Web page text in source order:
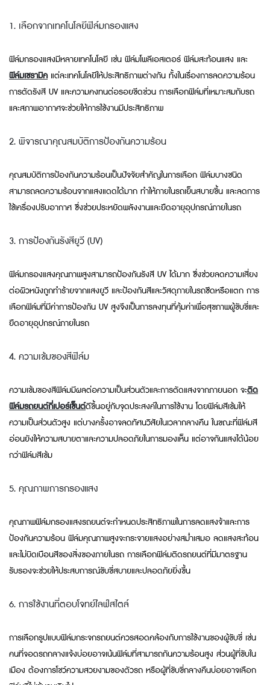
1. เลือกจากเทคโนโลยีฟิล์มกรองแสง
ฟิล์มกรองแสงมีหลายเทคโนโลยี เช่น ฟิล์มโพลีเอสเตอร์ ฟิล์มสะท้อนแสง และ
ฟิล์มเซรามิคแต่ละเทคโนโลยีให้ประสิทธิภาพต่างกัน ทั้งในเรื่องการลดความร้อน
การตัดรังสี UV และความคงทนต่อรอยขีดข่วน การเลือกฟิล์มที่เหมาะสมกับรถ
และสภาพอากาศจะช่วยให้การใช้งานมีประสิทธิภาพ
2. พิจารณาคุณสมบัติการป้องกันความร้อน
คุณสมบัติการป้องกันความร้อนเป็นปัจจัยสำคัญในการเลือก ฟิล์มบางชนิด
สามารถลดความร้อนจากแสงแดดได้มาก ทำให้ภายในรถเย็นสบายขึ้น และลดการ
ใช้เครื่องปรับอากาศ ซึ่งช่วยประหยัดพลังงานและยืดอายุอุปกรณ์ภายในรถ
3. การป้องกันรังสียูวี (UV)
ฟิล์มกรองแสงคุณภาพสูงสามารถป้องกันรังสี UV ได้มาก ซึ่งช่วยลดความเสี่ยง
ต่อผิวหนังถูกทำร้ายจากแสงยูวี และป้องกันสีและวัสดุภายในรถซีดหรือแตก การ
เลือกฟิล์มที่มีค่าการป้องกัน UV สูงจึงเป็นการลงทุนที่คุ้มค่าเพื่อสุขภาพผู้ขับขี่และ
ยืดอายุอุปกรณ์ภายในรถ
4. ความเข้มของสีฟิล์ม
ความเข้มของสีฟิล์มมีผลต่อความเป็นส่วนตัวและการตัดแสงจากภายนอก จะติด
ฟิล์มรถยนต์กี่เปอร์เซ็นต์ดีขึ้นอยู่กับจุดประสงค์ในการใช้งาน โดยฟิล์มสีเข้มให้
ความเป็นส่วนตัวสูง แต่บางครั้งอาจลดทัศนวิสัยในเวลากลางคืน ในขณะที่ฟิล์มสี
อ่อนยังให้ความสบายตาและความปลอดภัยในการมองเห็น แต่อาจกันแสงได้น้อย
กว่าฟิล์มสีเข้ม
5. คุณภาพการกรองแสง
คุณภาพฟิล์มกรองแสงรถยนต์จะกำหนดประสิทธิภาพในการลดแสงจ้าและการ
ป้องกันความร้อน ฟิล์มคุณภาพสูงจะกระจายแสงอย่างสม่ำเสมอ ลดแสงสะท้อน
และไม่บิดเบือนสีของสิ่งของภายในรถ การเลือกฟิล์มติดรถยนต์ที่มีมาตรฐาน
รับรองจะช่วยให้ประสบการณ์ขับขี่สบายและปลอดภัยยิ่งขึ้น
6. การใช้งานที่ตอบโจทย์ไลฟ์สไตล์
การเลือกรูปแบบฟิล์มกระจกรถยนต์ควรสอดคล้องกับการใช้งานของผู้ขับขี่ เช่น
คนที่จอดรถกลางแจ้งบ่อยอาจเน้นฟิล์มที่สามารถกันความร้อนสูง ส่วนผู้ที่ขับใน
เมือง ต้องการโชว์ความสวยงามของตัวรถ หรือผู้ที่ขับขี่กลางคืนบ่อยอาจเลือก